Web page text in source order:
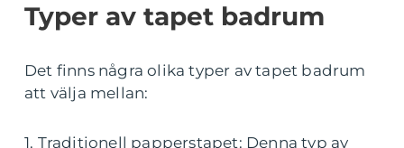
Typer av tapet badrum
Det finns några olika typer av tapet badrum
att välja mellan:
1. Traditionell papperstapet: Denna typ av